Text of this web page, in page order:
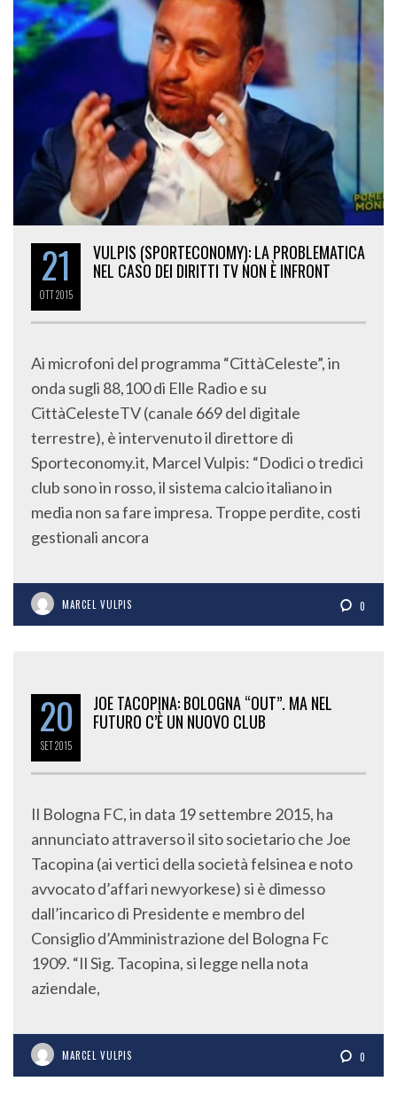
21
OTT 2015
VULPIS (SPORTECONOMY): LA PROBLEMATICA
NEL CASO DEI DIRITTI TV NON È INFRONT
Ai microfoni del programma “CittàCeleste”, in
onda sugli 88,100 di Elle Radio e su
CittàCelesteTV (canale 669 del digitale
terrestre), è intervenuto il direttore di
Sporteconomy.it, Marcel Vulpis: “Dodici o tredici
club sono in rosso, il sistema calcio italiano in
media non sa fare impresa. Troppe perdite, costi
gestionali ancora
MARCEL VULPIS 0
20
SET 2015
JOE TACOPINA: BOLOGNA “OUT”. MA NEL
FUTURO C’È UN NUOVO CLUB
Il Bologna FC, in data 19 settembre 2015, ha
annunciato attraverso il sito societario che Joe
Tacopina (ai vertici della società felsinea e noto
avvocato d’affari newyorkese) si è dimesso
dall’incarico di Presidente e membro del
Consiglio d’Amministrazione del Bologna Fc
1909. “Il Sig. Tacopina, si legge nella nota
aziendale,
MARCEL VULPIS 0